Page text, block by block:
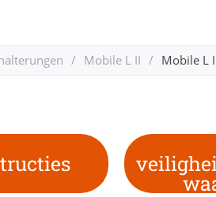
/ Mobile L II / Mobile L